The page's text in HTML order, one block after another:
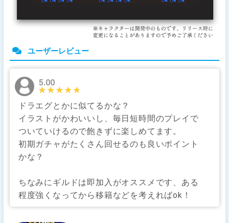
ユーザーレビュー
5.00
★★★★★
★★★★★
ドラエグとかに似てるかな？
イラストがかわいいし、毎日短時間のプレイで
ついていけるので飽きずに楽しめてます。
初期ガチャがたくさん回せるのも良いポイント
かな？
ちなみにギルドは即加入がオススメです、ある
程度強くなってから移籍などを考えればok！